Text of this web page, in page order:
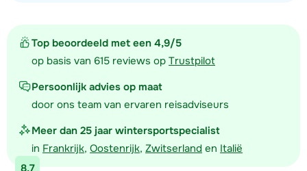
Top beoordeeld met een 4,9/5
op basis van 615 reviews op Trustpilot
Persoonlijk advies op maat
door ons team van ervaren reisadviseurs
Meer dan 25 jaar wintersportspecialist
in Frankrijk, Oostenrijk, Zwitserland en Italië